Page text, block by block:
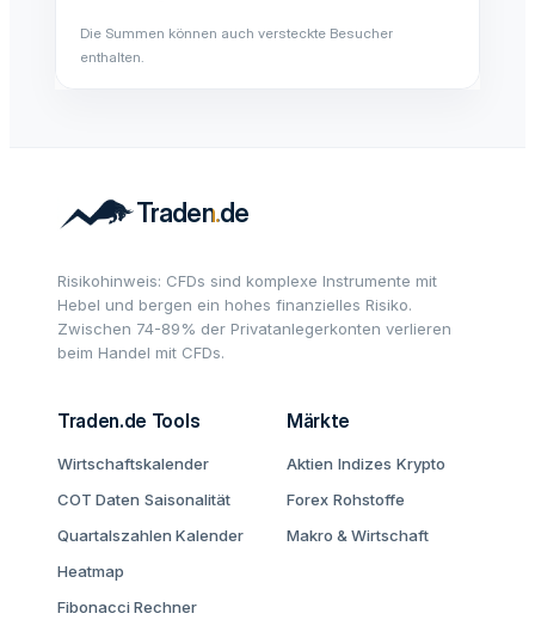
Die Summen können auch versteckte Besucher
enthalten.
Risikohinweis: CFDs sind komplexe Instrumente mit
Hebel und bergen ein hohes finanzielles Risiko.
Zwischen 74-89% der Privatanlegerkonten verlieren
beim Handel mit CFDs.
Traden.de Tools
Wirtschaftskalender
COT Daten Saisonalität
Quartalszahlen Kalender
Heatmap
Fibonacci Rechner
Märkte
Aktien Indizes Krypto
Forex Rohstoffe
Makro & Wirtschaft